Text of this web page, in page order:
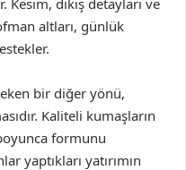
Kesim, dikiş detayları ve
altları, günlük
bir diğer yönü,
Kaliteli kumaşların
formunu
yaptıkları yatırımın